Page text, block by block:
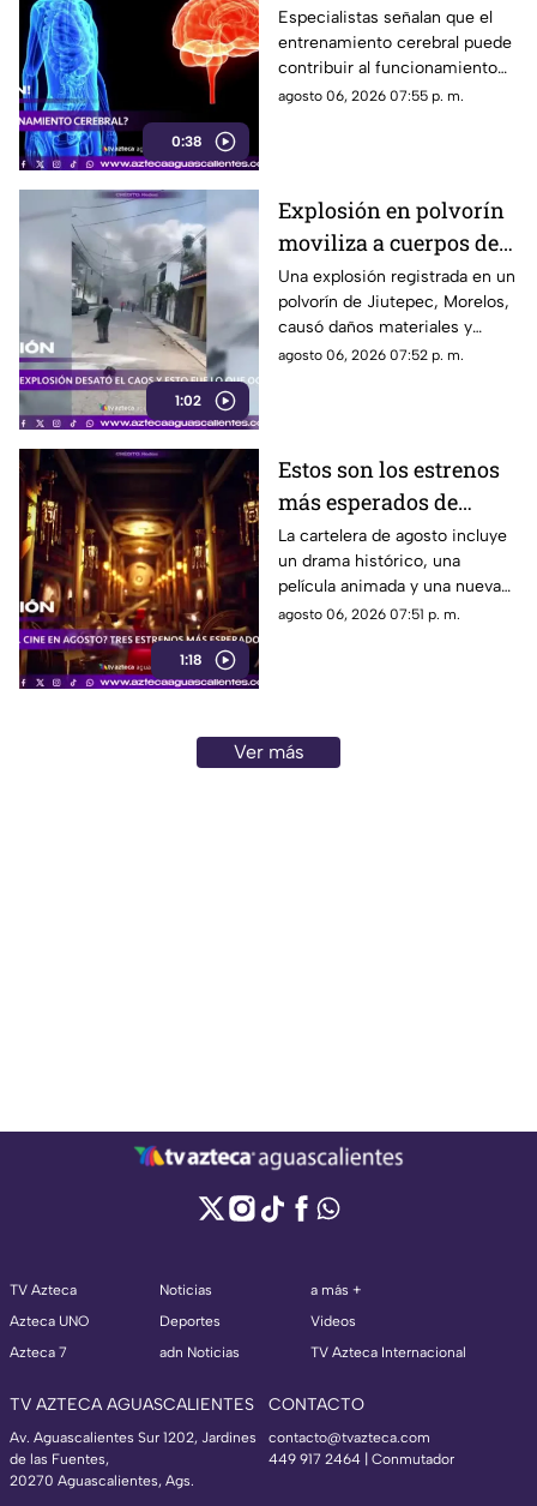
0:38
qué sirve
Especialistas señalan que el
entrenamiento cerebral puede
contribuir al funcionamiento
cognitivo cuando se combina
agosto 06, 2026 07:55 p. m.
1:02
Explosión en polvorín
moviliza a cuerpos de
emergencia
Una explosión registrada en un
polvorín de Jiutepec, Morelos,
causó daños materiales y
generó un operativo de
agosto 06, 2026 07:52 p. m.
1:18
Estos son los estrenos
más esperados de
agosto
La cartelera de agosto incluye
un drama histórico, una
película animada y una nueva
entrega de terror para distintos
agosto 06, 2026 07:51 p. m.
Ver más
TV Azteca
Azteca UNO
Azteca 7
Noticias
Deportes
adn Noticias
a más +
Videos
TV Azteca Internacional
TV AZTECA AGUASCALIENTES
Av. Aguascalientes Sur 1202, Jardines
de las Fuentes,
20270 Aguascalientes, Ags.
CONTACTO
contacto@tvazteca.com
449 917 2464 | Conmutador